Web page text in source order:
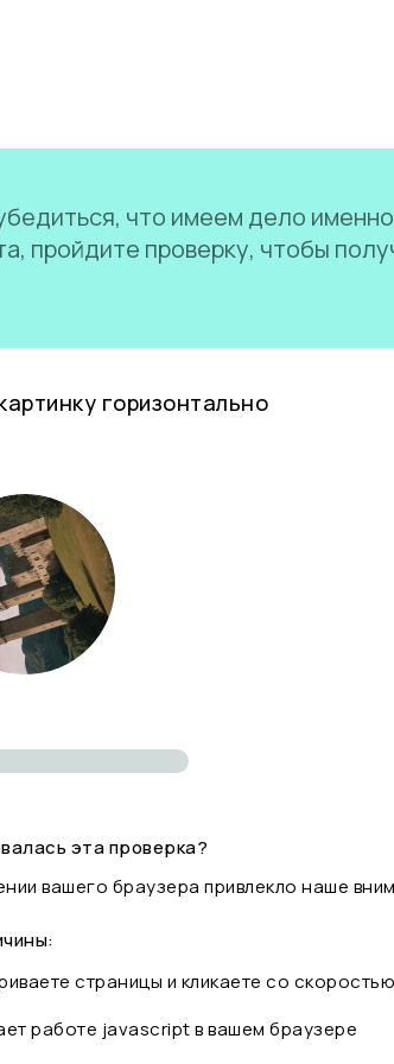
что имеем дело
пройдите проверку, чтобы
горизонтально
эта проверка?
вашего браузера привлекло наше
страницы и кликаете со
работе javascript в вашем браузере